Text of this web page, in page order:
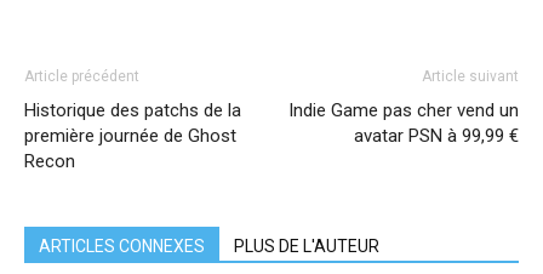
Article précédent
Historique des patchs de la
première journée de Ghost
Recon
Article suivant
Indie Game pas cher vend un
avatar PSN à 99,99 €
ARTICLES CONNEXES PLUS DE L'AUTEUR